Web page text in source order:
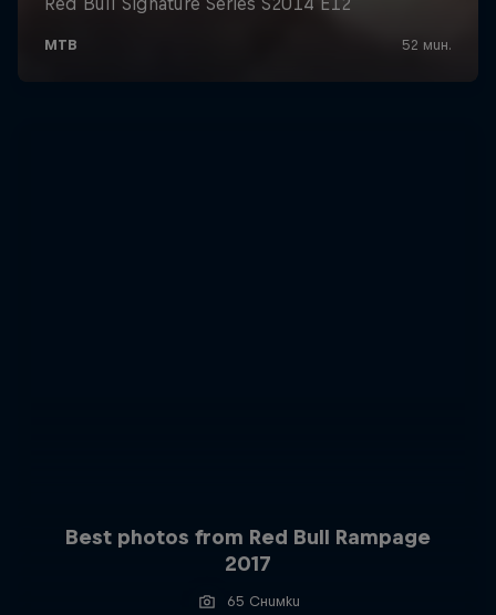
Best photos from Red Bull Rampage
2017
65 Снимки